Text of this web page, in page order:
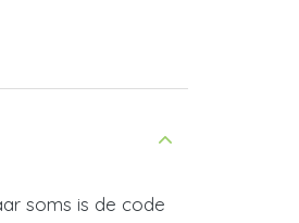
soms is de code